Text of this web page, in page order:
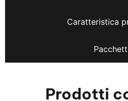
Caratteristica
Prodotti